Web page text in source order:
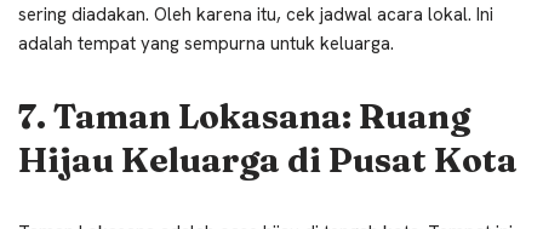
sering diadakan. Oleh karena itu, cek jadwal acara lokal. Ini
adalah tempat yang sempurna untuk keluarga.
7. Taman Lokasana: Ruang
Hijau Keluarga di Pusat Kota